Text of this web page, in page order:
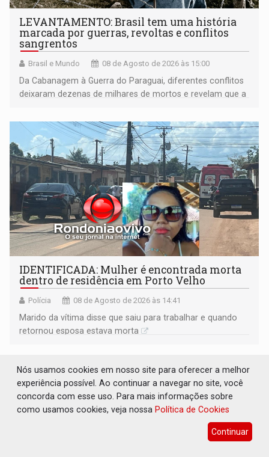
LEVANTAMENTO: Brasil tem uma história
marcada por guerras, revoltas e conflitos
sangrentos
Brasil e Mundo 08 de Agosto de 2026 às 15:00
Da Cabanagem à Guerra do Paraguai, diferentes conflitos
deixaram dezenas de milhares de mortos e revelam que a
territoriais e sociais
IDENTIFICADA: Mulher é encontrada morta
dentro de residência em Porto Velho
Polícia 08 de Agosto de 2026 às 14:41
Marido da vítima disse que saiu para trabalhar e quando
retornou esposa estava morta
Nós usamos cookies em nosso site para oferecer a melhor
experiência possível. Ao continuar a navegar no site, você
concorda com esse uso. Para mais informações sobre
como usamos cookies, veja nossa Política de Cookies
Continuar